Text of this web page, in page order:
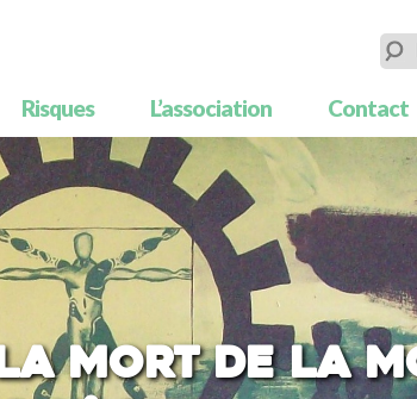
Risques L’association Contact
mort de la